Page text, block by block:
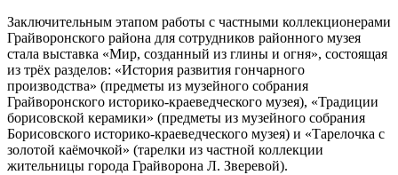
Заключительным этапом работы с частными коллекционерами
Грайворонского района для сотрудников районного музея
стала выставка «Мир, созданный из глины и огня», состоящая
из трёх разделов: «История развития гончарного
производства» (предметы из музейного собрания
Грайворонского историко-краеведческого музея), «Традиции
борисовской керамики» (предметы из музейного собрания
Борисовского историко-краеведческого музея) и «Тарелочка с
золотой каёмочкой» (тарелки из частной коллекции
жительницы города Грайворона Л. Зверевой).